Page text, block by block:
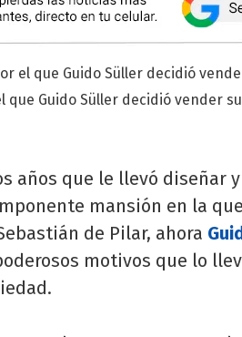
que Guido Süller decidió vender
años que le llevó diseñar
mansión en la
de Pilar, ahora
motivos que lo